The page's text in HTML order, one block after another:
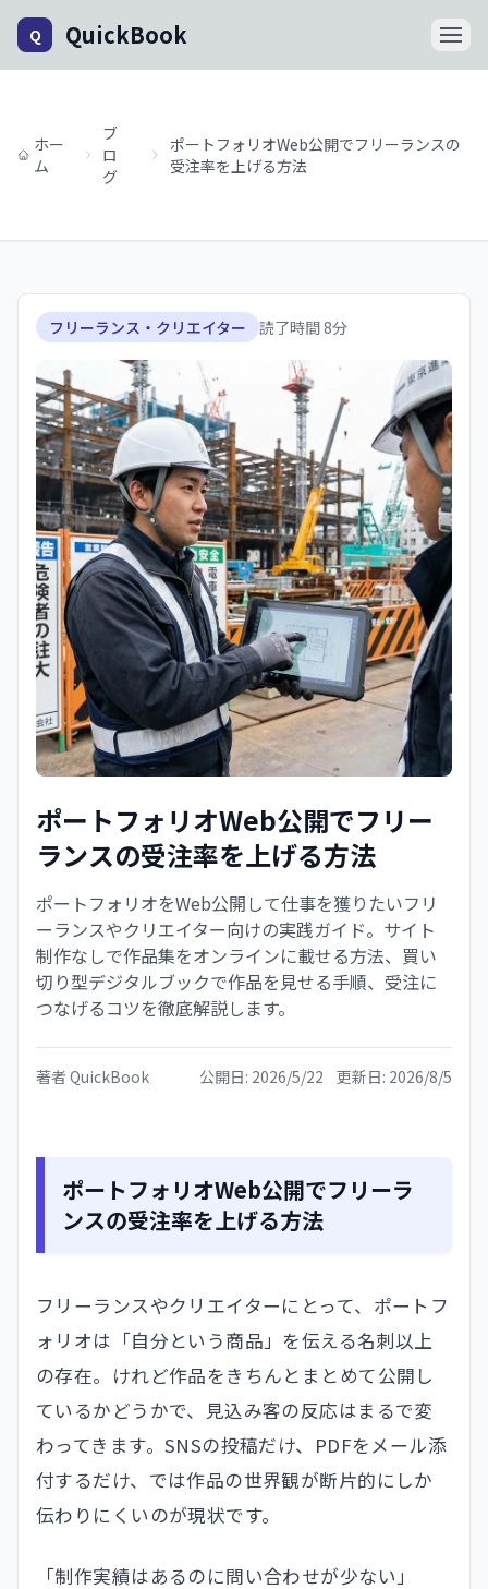
Q QuickBook
ホー
ム
ブ
ロ
グ
ポートフォリオWeb公開でフリーランスの
受注率を上げる方法
フリーランス・クリエイター 読了時間8分
ポートフォリオWeb公開でフリー
ランスの受注率を上げる方法
ポートフォリオをWeb公開して仕事を獲りたいフリ
ーランスやクリエイター向けの実践ガイド。サイト
制作なしで作品集をオンラインに載せる方法、買い
切り型デジタルブックで作品を見せる手順、受注に
つなげるコツを徹底解説します。
著者QuickBook 公開日: 2026/5/22 更新日: 2026/8/5
ポートフォリオWeb公開でフリーラ
ンスの受注率を上げる方法
フリーランスやクリエイターにとって、ポートフ
ォリオは「自分という商品」を伝える名刺以上
の存在。けれど作品をきちんとまとめて公開し
ているかどうかで、見込み客の反応はまるで変
わってきます。SNSの投稿だけ、PDFをメール添
付するだけ、では作品の世界観が断片的にしか
伝わりにくいのが現状です。
「制作実績はあるのに問い合わせが少ない」